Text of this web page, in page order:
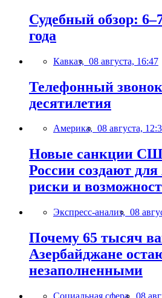
Судебный обзор:
года
Кавказ, 08 августа, 16:47
Телефонный
десятилетия
Америка, 08 августа,
Новые санкции
России создают
риски и
Экспресс-анализ, 08
Почему 65 тысяч
Азербайджане
незаполненными
Социальная сфера, 08